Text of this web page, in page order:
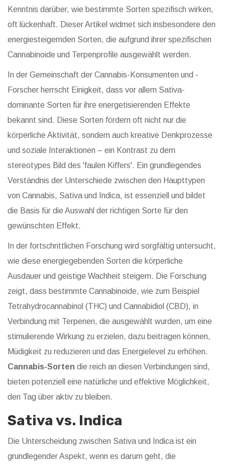
Kenntnis darüber, wie bestimmte Sorten spezifisch wirken,
oft lückenhaft. Dieser Artikel widmet sich insbesondere den
energiesteigernden Sorten, die aufgrund ihrer spezifischen
Cannabinoide und Terpenprofile ausgewählt werden.
In der Gemeinschaft der Cannabis-Konsumenten und -
Forscher herrscht Einigkeit, dass vor allem Sativa-
dominante Sorten für ihre energetisierenden Effekte
bekannt sind. Diese Sorten fördern oft nicht nur die
körperliche Aktivität, sondern auch kreative Denkprozesse
und soziale Interaktionen – ein Kontrast zu dem
stereotypes Bild des 'faulen Kiffers'. Ein grundlegendes
Verständnis der Unterschiede zwischen den Haupttypen
von Cannabis, Sativa und Indica, ist essenziell und bildet
die Basis für die Auswahl der richtigen Sorte für den
gewünschten Effekt.
In der fortschrittlichen Forschung wird sorgfältig untersucht,
wie diese energiegebenden Sorten die körperliche
Ausdauer und geistige Wachheit steigern. Die Forschung
zeigt, dass bestimmte Cannabinoide, wie zum Beispiel
Tetrahydrocannabinol (THC) und Cannabidiol (CBD), in
Verbindung mit Terpenen, die ausgewählt wurden, um eine
stimulierende Wirkung zu erzielen, dazu beitragen können,
Müdigkeit zu reduzieren und das Energielevel zu erhöhen.
Cannabis-Sorten die reich an diesen Verbindungen sind,
bieten potenziell eine natürliche und effektive Möglichkeit,
den Tag über aktiv zu bleiben.
Sativa vs. Indica
Die Unterscheidung zwischen Sativa und Indica ist ein
grundlegender Aspekt, wenn es darum geht, die